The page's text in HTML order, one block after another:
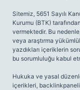
Sitemiz, 5651 Sayılı
Kurumu (BTK)
vermektedir. Bu
veya araştırma
yazdıkları içeriklerin
bu sorumluluğu kabul
Hukuka ve yasal
içerikleri,